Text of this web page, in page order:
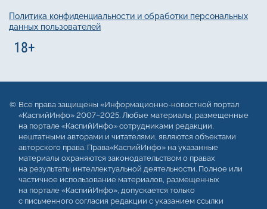
Политика конфиденциальности и обработки персональных
данных пользователей
Все права защищены «Информационно-новостной портал
«КаспийИнфо» 2007–2025. Любые материалы, размещенные
на портале «КаспийИнфо» сотрудниками редакции,
нештатными авторами и читателями, являются объектами
авторского права. Права«КаспийИнфо» на указанные
материалы охраняются законодательством о правах
на результаты интеллектуальной деятельности. Полное или
частичное использование материалов, размещенных
на портале «КаспийИнфо», допускается только
с письменного согласия редакции с указанием ссылки